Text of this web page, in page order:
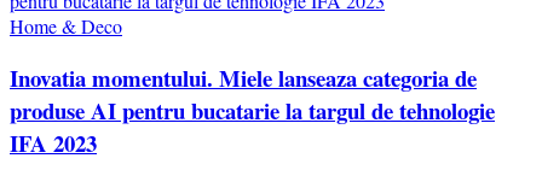
Home & Deco
Inovatia momentului. Miele lanseaza categoria de
produse AI pentru bucatarie la targul de tehnologie
IFA 2023